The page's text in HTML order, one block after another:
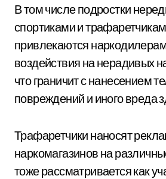
В том числе подростки
спортиками и
привлекаются
воздействия на нерадивых
что граничит с нанесением
повреждений и иного вреда
Трафаретчики наносят
наркомагазинов на
тоже рассматривается как